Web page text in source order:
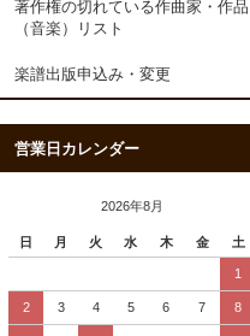
著作権の切れている作曲家・作品
（音楽）リスト
楽譜出版申込み・変更
営業日カレンダー
2026年8月
日 月 火 水 木 金 土
1
2 3 4 5 6 7 8